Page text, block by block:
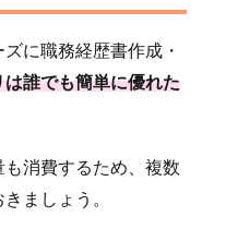
に職務経歴書作成・
誰でも簡単に優れた
消費するため、複数
ましょう。